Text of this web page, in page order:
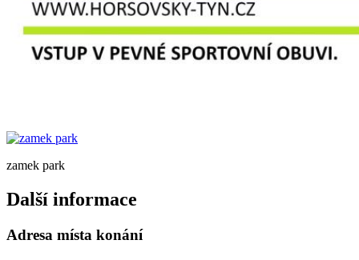
zamek park
Další informace
Adresa místa konání